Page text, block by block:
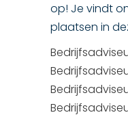
op! Je vindt
plaatsen in